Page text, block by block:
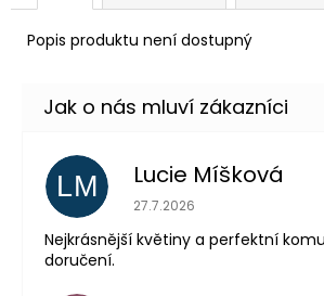
Popis produktu není dostupný
LM Lucie Míšková
Hodnocení obchodu je 5
27.7.2026
Nejkrásnější květiny a perfektní
doručení.